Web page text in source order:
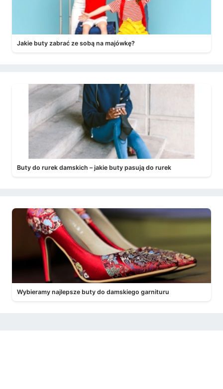
Jakie buty zabrać ze sobą na majówkę?
Buty do rurek damskich – jakie buty pasują do rurek
Wybieramy najlepsze buty do damskiego garnituru